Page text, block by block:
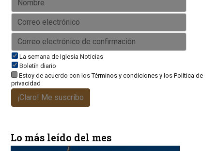
La semana de Iglesia Noticias
Boletín diario
Estoy de acuerdo con losTérminos y condicionesy los Política de
privacidad
¡Claro! Me suscribo
Lo más leído del mes